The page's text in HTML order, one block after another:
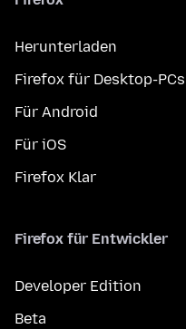
Herunterladen
Firefox für Desktop-PCs
Für Android
Für iOS
Firefox Klar
Firefox für Entwickler
Developer Edition
Beta